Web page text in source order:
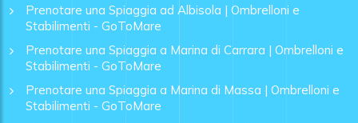
Prenotare una Spiaggia ad Albisola | Ombrelloni e
Stabilimenti - GoToMare
Prenotare una Spiaggia a Marina di Carrara | Ombrelloni e
Stabilimenti - GoToMare
Prenotare una Spiaggia a Marina di Massa | Ombrelloni e
Stabilimenti - GoToMare